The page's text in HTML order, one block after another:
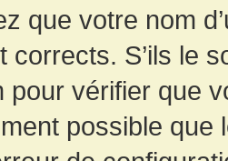
que votre nom
corrects. S’ils le
pour vérifier que
possible que